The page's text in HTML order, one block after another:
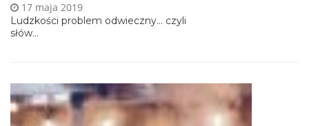
Ludzkości problem odwieczny… czyli
słów...
17 maja 2019